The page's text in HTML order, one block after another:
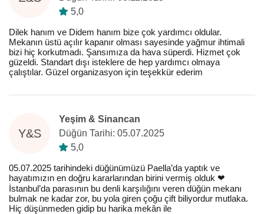
5,0
Dilek hanım ve Didem hanım bize çok yardımcı oldular.
Mekanın üstü açılır kapanır olması sayesinde yağmur ihtimali
bizi hiç korkutmadı. Şansımıza da hava süperdi. Hizmet çok
güzeldi. Standart dışı isteklere de hep yardımcı olmaya
çalıştılar. Güzel organizasyon için teşekkür ederim
Y&S
Yeşim & Sinancan
Düğün Tarihi: 05.07.2025
5,0
05.07.2025 tarihindeki düğünümüzü Paella’da yaptık ve
hayatımızın en doğru kararlarından birini vermiş olduk ❤️
İstanbul’da parasının bu denli karşılığını veren düğün mekanı
bulmak ne kadar zor, bu yola giren çoğu çift biliyordur mutlaka.
Hiç düşünmeden gidip bu harika mekân ile